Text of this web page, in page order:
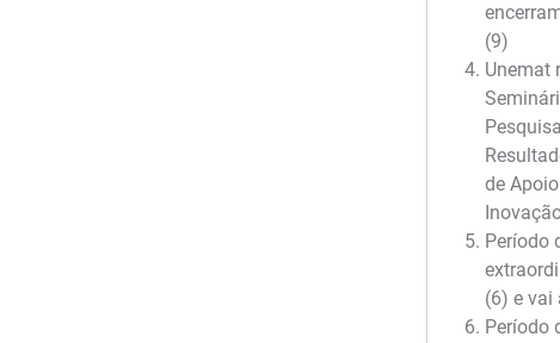
(9)
Unemat
de
Período
(6) e vai
Período